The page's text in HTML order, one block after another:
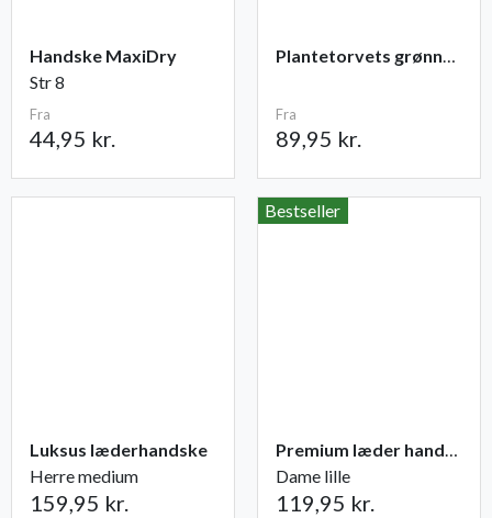
Handske MaxiDry
Str 8
Fra
44,95 kr.
Plantetorvets grønne vandingspose 75 liter
Fra
89,95 kr.
Luksus læderhandske
Herre medium
159,95 kr.
Bestseller
Premium læder handske Flutter
Dame lille
119,95 kr.